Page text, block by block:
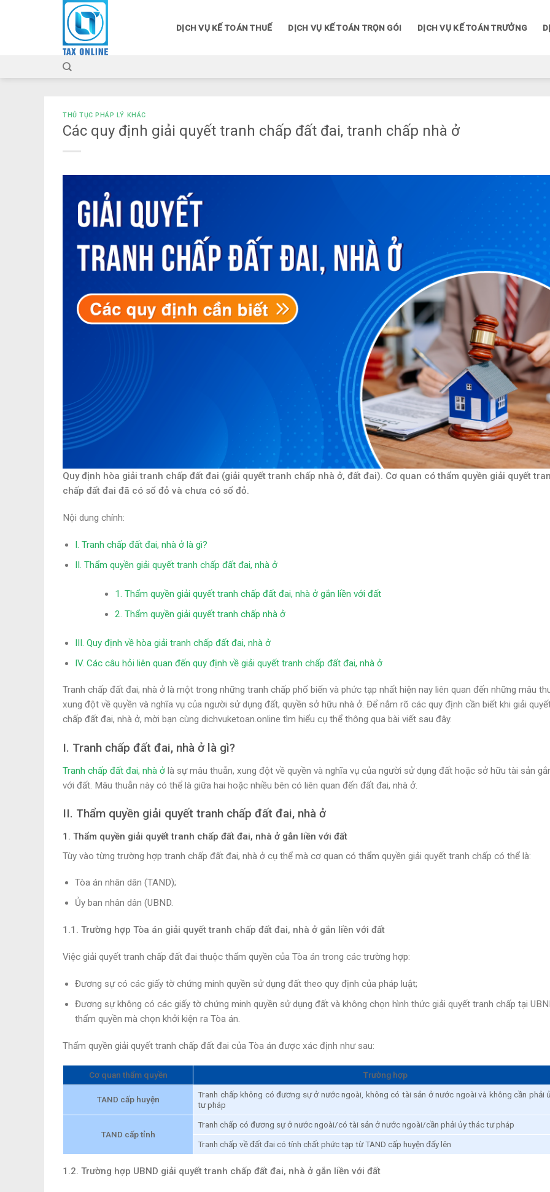
DỊCH VỤ KẾ TOÁN THUẾ DỊCH VỤ KẾ TOÁN TRỌN GÓI DỊCH VỤ KẾ TOÁN TRƯỞNG
THỦ TỤC PHÁP LÝ KHÁC
Các quy định giải quyết tranh chấp đất đai, tranh chấp nhà ở
Quy định hòa giải tranh chấp đất đai (giải quyết tranh chấp nhà ở, đất đai). Cơ quan có thẩm quyền giải quyết
chấp đất đai đã có sổ đỏ và chưa có sổ đỏ.
Nội dung chính:
I. Tranh chấp đất đai, nhà ở là gì?
II. Thẩm quyền giải quyết tranh chấp đất đai, nhà ở
1. Thẩm quyền giải quyết tranh chấp đất đai, nhà ở gắn liền với đất
2. Thẩm quyền giải quyết tranh chấp nhà ở
III. Quy định về hòa giải tranh chấp đất đai, nhà ở
IV. Các câu hỏi liên quan đến quy định về giải quyết tranh chấp đất đai, nhà ở
Tranh chấp đất đai, nhà ở là một trong những tranh chấp phổ biến và phức tạp nhất hiện nay liên quan đến những mâu
xung đột về quyền và nghĩa vụ của người sử dụng đất, quyền sở hữu nhà ở. Để nắm rõ các quy định cần biết khi giải
chấp đất đai, nhà ở, mời bạn cùng dichvuketoan.online tìm hiểu cụ thể thông qua bài viết sau đây.
I. Tranh chấp đất đai, nhà ở là gì?
Tranh chấp đất đai, nhà ở là sự mâu thuẫn, xung đột về quyền và nghĩa vụ của người sử dụng đất hoặc sở hữu tài sản
với đất. Mâu thuẫn này có thể là giữa hai hoặc nhiều bên có liên quan đến đất đai, nhà ở.
II. Thẩm quyền giải quyết tranh chấp đất đai, nhà ở
1. Thẩm quyền giải quyết tranh chấp đất đai, nhà ở gắn liền với đất
Tùy vào từng trường hợp tranh chấp đất đai, nhà ở cụ thể mà cơ quan có thẩm quyền giải quyết tranh chấp có thể là:
Tòa án nhân dân (TAND);
Ủy ban nhân dân (UBND.
1.1. Trường hợp Tòa án giải quyết tranh chấp đất đai, nhà ở gắn liền với đất
Việc giải quyết tranh chấp đất đai thuộc thẩm quyền của Tòa án trong các trường hợp:
Đương sự có các giấy tờ chứng minh quyền sử dụng đất theo quy định của pháp luật;
Đương sự không có các giấy tờ chứng minh quyền sử dụng đất và không chọn hình thức giải quyết tranh chấp tại
thẩm quyền mà chọn khởi kiện ra Tòa án.
Thẩm quyền giải quyết tranh chấp đất đai của Tòa án được xác định như sau:
Cơ quan thẩm quyền Trường hợp
TAND cấp huyện
Tranh chấp không có đương sự ở nước ngoài, không có tài sản ở nước ngoài và không cần phải
tư pháp
TAND cấp tỉnh
Tranh chấp có đương sự ở nước ngoài/có tài sản ở nước ngoài/cần phải ủy thác tư pháp
Tranh chấp về đất đai có tính chất phức tạp từ TAND cấp huyện đẩy lên
1.2. Trường hợp UBND giải quyết tranh chấp đất đai, nhà ở gắn liền với đất